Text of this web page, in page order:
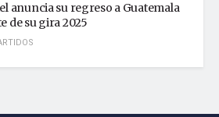
anuncia su regreso a Guatemala
de su gira 2025